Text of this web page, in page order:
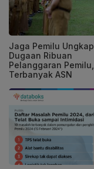
Jaga Pemilu Ungkap
Dugaan Ribuan
Pelanggaran Pemilu,
Terbanyak ASN